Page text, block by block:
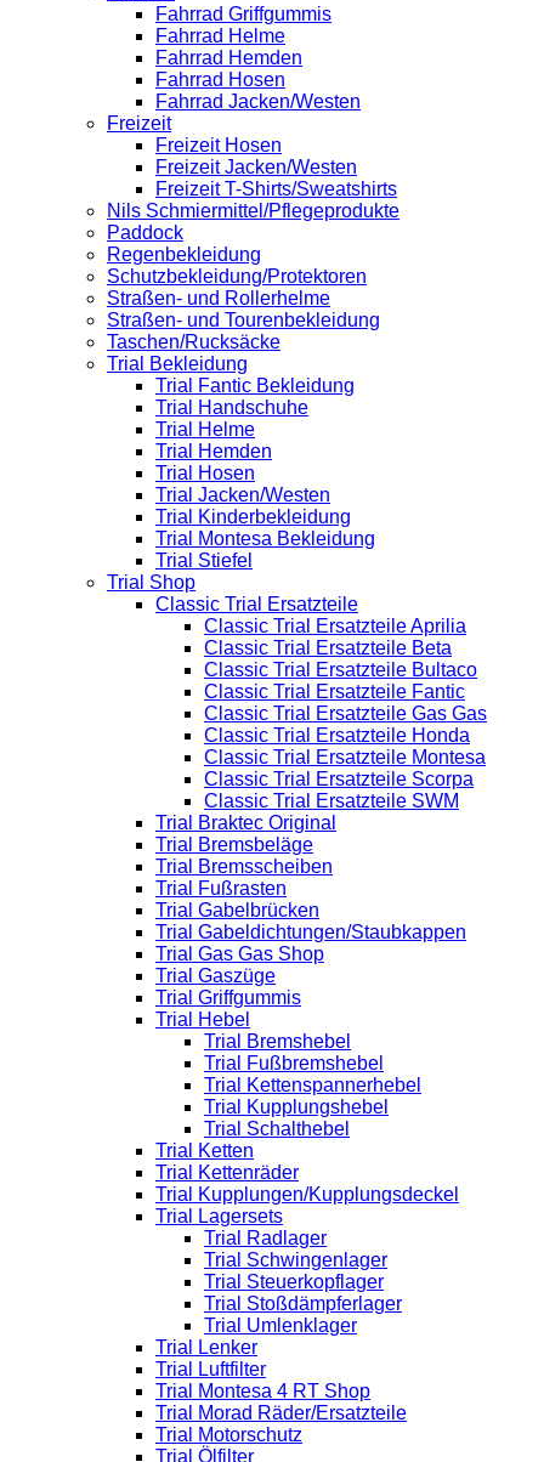
Fahrrad Griffgummis
Fahrrad Helme
Fahrrad Hemden
Fahrrad Hosen
Fahrrad Jacken/Westen
Freizeit
Freizeit Hosen
Freizeit Jacken/Westen
Freizeit T-Shirts/Sweatshirts
Nils Schmiermittel/Pflegeprodukte
Paddock
Regenbekleidung
Schutzbekleidung/Protektoren
Straßen- und Rollerhelme
Straßen- und Tourenbekleidung
Taschen/Rucksäcke
Trial Bekleidung
Trial Fantic Bekleidung
Trial Handschuhe
Trial Helme
Trial Hemden
Trial Hosen
Trial Jacken/Westen
Trial Kinderbekleidung
Trial Montesa Bekleidung
Trial Stiefel
Trial Shop
Classic Trial Ersatzteile
Classic Trial Ersatzteile Aprilia
Classic Trial Ersatzteile Beta
Classic Trial Ersatzteile Bultaco
Classic Trial Ersatzteile Fantic
Classic Trial Ersatzteile Gas Gas
Classic Trial Ersatzteile Honda
Classic Trial Ersatzteile Montesa
Classic Trial Ersatzteile Scorpa
Classic Trial Ersatzteile SWM
Trial Braktec Original
Trial Bremsbeläge
Trial Bremsscheiben
Trial Fußrasten
Trial Gabelbrücken
Trial Gabeldichtungen/Staubkappen
Trial Gas Gas Shop
Trial Gaszüge
Trial Griffgummis
Trial Hebel
Trial Bremshebel
Trial Fußbremshebel
Trial Kettenspannerhebel
Trial Kupplungshebel
Trial Schalthebel
Trial Ketten
Trial Kettenräder
Trial Kupplungen/Kupplungsdeckel
Trial Lagersets
Trial Radlager
Trial Schwingenlager
Trial Steuerkopflager
Trial Stoßdämpferlager
Trial Umlenklager
Trial Lenker
Trial Luftfilter
Trial Montesa 4 RT Shop
Trial Morad Räder/Ersatzteile
Trial Motorschutz
Trial Ölfilter